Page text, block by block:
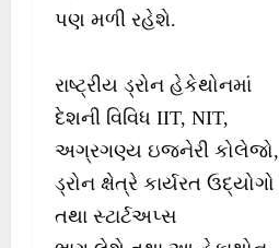
પણ મળી રહેશે.
રાષ્ટ્રીય ડ્રોન હેકેથોનમાં
દેશની વિવિધ IIT, NIT,
અગ્રગણ્ય ઇજનેરી કોલેજો,
ડ્રોન ક્ષેત્રે કાર્યરત ઉદ્યોગો
તથા સ્ટાર્ટઅપ્સ